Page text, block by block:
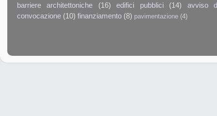
barriere architettoniche
(16) edifici pubblici (14)
avviso
convocazione (10) finanziamento (8) pavimentazione (4)